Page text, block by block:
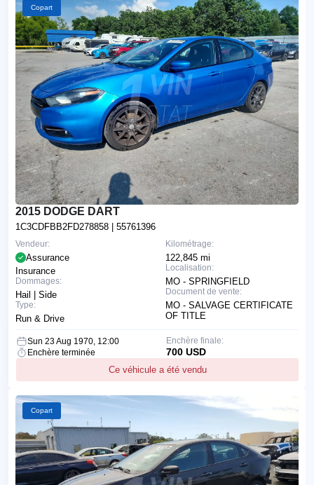
Copart
2015 DODGE DART
1C3CDFBB2FD278858 | 55761396
Kilométrage:
122,845 mi
Localisation:
MO - SPRINGFIELD
Document de vente:
MO - SALVAGE CERTIFICATE
OF TITLE
Vendeur:
Assurance
Insurance
Dommages:
Hail | Side
Type:
Run & Drive
Sun 23 Aug 1970, 12:00
Enchère terminée
Ce véhicule a été vendu
Enchère finale:
700 USD
Copart